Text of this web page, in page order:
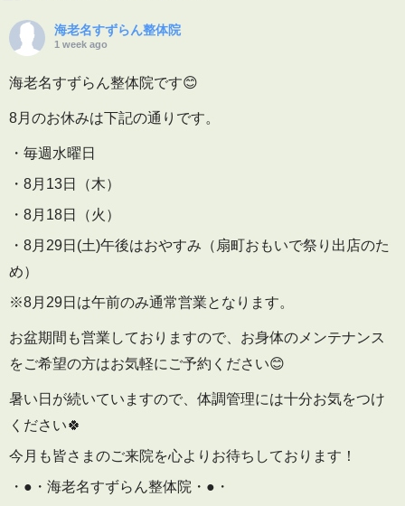
海老名すずらん整体院
1 week ago
海老名すずらん整体院です😊
8月のお休みは下記の通りです。
・毎週水曜日
・8月13日（木）
・8月18日（火）
・8月29日(土)午後はおやすみ（扇町おもいで祭り出店のた
め）
※8月29日は午前のみ通常営業となります。
お盆期間も営業しておりますので、お身体のメンテナンス
をご希望の方はお気軽にご予約ください😊
暑い日が続いていますので、体調管理には十分お気をつけ
ください🍀
今月も皆さまのご来院を心よりお待ちしております！
・●・海老名すずらん整体院・●・